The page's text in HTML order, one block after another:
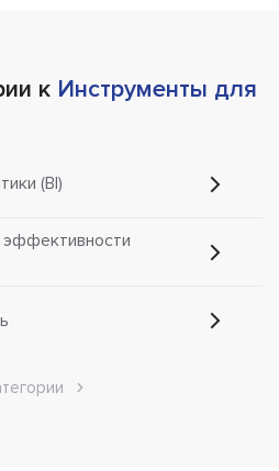
к Инструменты для
(BI)
эффективности